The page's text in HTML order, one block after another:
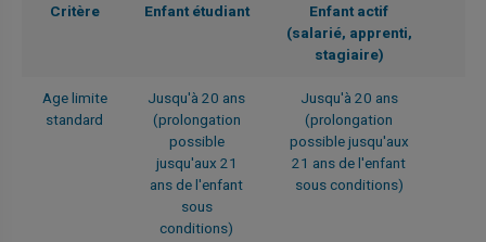
Critère Enfant étudiant
Enfant actif
(salarié, apprenti,
stagiaire)
Age limite
standard
Jusqu'à 20 ans
(prolongation
possible
jusqu'aux 21
ans de l'enfant
sous
conditions)
Jusqu'à 20 ans
(prolongation
possible jusqu'aux
21 ans de l'enfant
sous conditions)